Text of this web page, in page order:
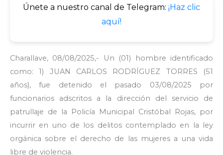
Únete a nuestro canal de Telegram: ¡Haz clic
aquí!
Charallave, 08/08/2025,- Un (01) hombre identificado
como: 1) JUAN CARLOS RODRÍGUEZ TORRES (51
años), fue detenido el pasado 03/08/2025 por
funcionarios adscritos a la dirección del servicio de
patrullaje de la Policía Municipal Cristóbal Rojas, por
incurrir en uno de los delitos contemplado en la ley
orgánica sobre el derecho de las mujeres a una vida
libre de violencia.